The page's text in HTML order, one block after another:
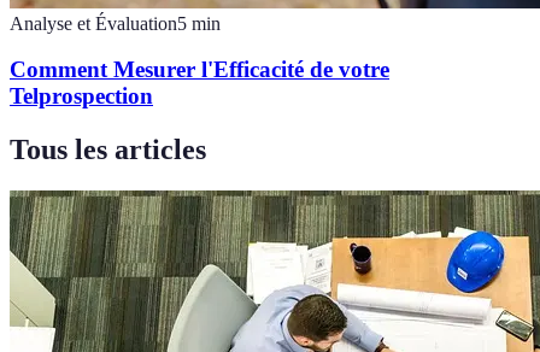
Analyse et Évaluation5 min
Comment Mesurer l'Efficacité de votre
Telprospection
Tous les articles